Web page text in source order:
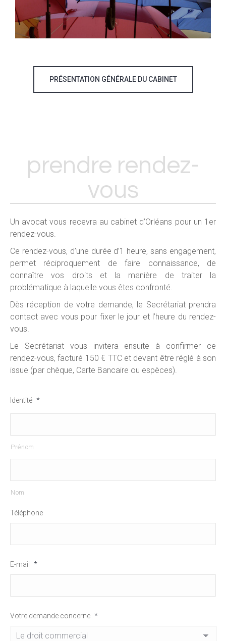
PRÉSENTATION GÉNÉRALE DU CABINET
prendre rendez-
vous
Un avocat vous recevra au cabinet d’Orléans pour un 1er
rendez-vous.
Ce rendez-vous, d’une durée d’1 heure, sans engagement,
permet réciproquement de faire connaissance, de
connaître vos droits et la manière de traiter la
problématique à laquelle vous êtes confronté.
Dès réception de votre demande, le Secrétariat prendra
contact avec vous pour fixer le jour et l’heure du rendez-
vous.
Le Secrétariat vous invitera ensuite à confirmer ce
rendez-vous, facturé 150 € TTC et devant être réglé à son
issue (par chèque, Carte Bancaire ou espèces).
Identité *
Prénom
Nom
Téléphone
E-mail *
Votre demande concerne *